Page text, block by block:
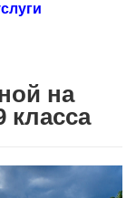
на
класса